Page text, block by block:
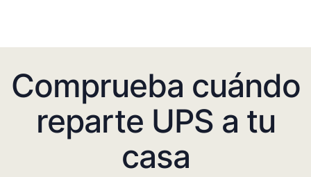
Comprueba cuándo
reparte UPS a tu
casa